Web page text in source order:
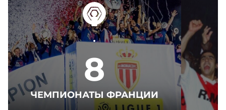
8
ЧЕМПИОНАТЫ ФРАНЦИИ